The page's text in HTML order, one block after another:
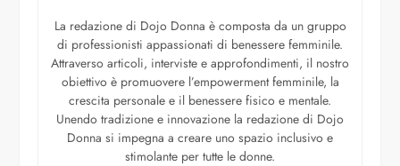
La redazione di Dojo Donna è composta da un gruppo
di professionisti appassionati di benessere femminile.
Attraverso articoli, interviste e approfondimenti, il nostro
obiettivo è promuovere l’empowerment femminile, la
crescita personale e il benessere fisico e mentale.
Unendo tradizione e innovazione la redazione di Dojo
Donna si impegna a creare uno spazio inclusivo e
stimolante per tutte le donne.